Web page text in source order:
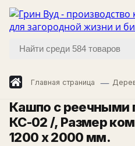
Главная страница
Кашпо с реечными
КС-02 /, Размер
1200 х 2000 мм.